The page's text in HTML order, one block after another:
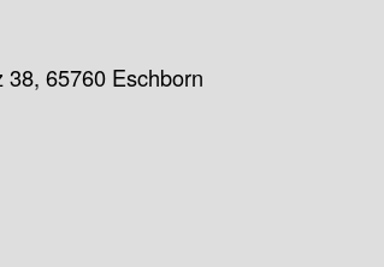
65760 Eschborn